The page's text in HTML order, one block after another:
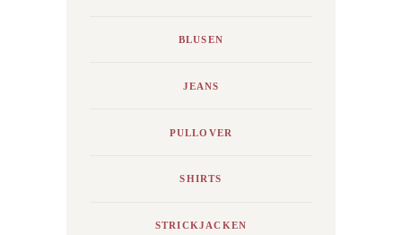
BLUSEN
JEANS
PULLOVER
SHIRTS
STRICKJACKEN